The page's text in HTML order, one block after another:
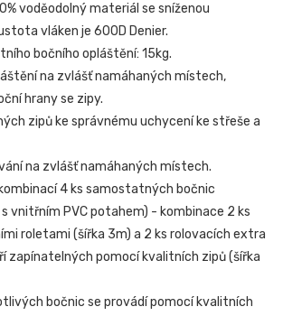
voděodolný materiál se sníženou
vláken je 600D Denier.
bočního opláštění: 15kg.
na zvlášť namáhaných místech,
hrany se zipy.
zipů ke správnému uchycení ke střeše a
na zvlášť namáhaných místech.
4 ks samostatných bočnic
s vnitřním PVC potahem) - kombinace 2 ks
roletami (šířka 3m) a 2 ks rolovacích extra
zapínatelných pomocí kvalitních zipů (šířka
bočnic se provádí pomocí kvalitních